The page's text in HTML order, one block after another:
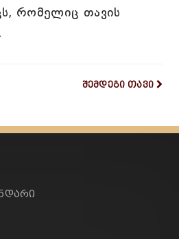
რომელიც თავის
შემდეგი თავი